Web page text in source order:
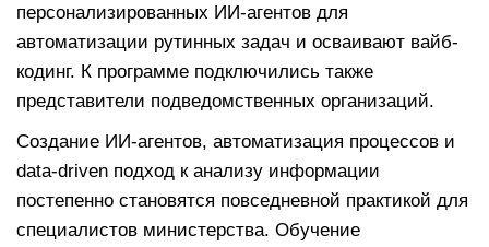
персонализированных ИИ-агентов для
автоматизации рутинных задач и осваивают вайб-
кодинг. К программе подключились также
представители подведомственных организаций.
Создание ИИ-агентов, автоматизация процессов и
data-driven подход к анализу информации
постепенно становятся повседневной практикой для
специалистов министерства. Обучение